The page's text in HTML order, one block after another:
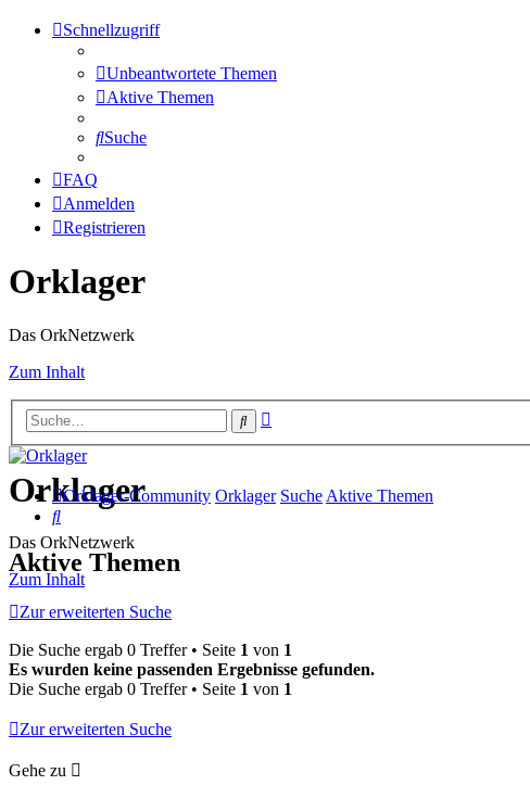
Schnellzugriff
Unbeantwortete Themen
Aktive Themen
Suche
FAQ
Anmelden
Registrieren
Orklager
Das OrkNetzwerk
Zum Inhalt
Suche
Orklager
Das OrkNetzwerk
Zum Inhalt
Orklager-Community Orklager SucheAktive Themen
Suche
Aktive Themen
Zur erweiterten Suche
Die Suche ergab 0 Treffer • Seite 1 von 1
Es wurden keine passenden Ergebnisse gefunden.
Die Suche ergab 0 Treffer • Seite 1 von 1
Zur erweiterten Suche
Gehe zu